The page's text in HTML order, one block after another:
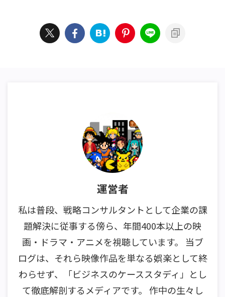
運営者
私は普段、戦略コンサルタントとして企業の課
題解決に従事する傍ら、年間400本以上の映
画・ドラマ・アニメを視聴しています。 当ブ
ログは、それら映像作品を単なる娯楽として終
わらせず、「ビジネスのケーススタディ」とし
て徹底解剖するメディアです。 作中の生々し